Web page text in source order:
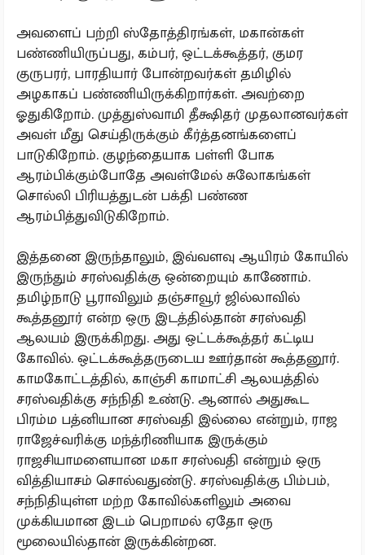
அவளைப் பற்றி ஸ்தோத்திரங்கள், மகான்கள்
பண்ணியிருப்பது, கம்பர், ஒட்டக்கூத்தர், குமர
குருபரர், பாரதியார் போன்றவர்கள் தமிழில்
அழகாகப் பண்ணியிருக்கிறார்கள். அவற்றை
ஓதுகிறோம். முத்துஸ்வாமி தீக்ஷிதர் முதலானவர்கள்
அவள் மீது செய்திருக்கும் கீர்த்தனங்களைப்
பாடுகிறோம். குழந்தையாக பள்ளி போக
ஆரம்பிக்கும்போதே அவள்மேல் சுலோகங்கள்
சொல்லி பிரியத்துடன் பக்தி பண்ண
ஆரம்பித்துவிடுகிறோம்.
இத்தனை இருந்தாலும், இவ்வளவு ஆயிரம் கோயில்
இருந்தும் சரஸ்வதிக்கு ஒன்றையும் காணோம்.
தமிழ்நாடு பூராவிலும் தஞ்சாவூர் ஜில்லாவில்
கூத்தனூர் என்ற ஒரு இடத்தில்தான் சரஸ்வதி
ஆலயம் இருக்கிறது. அது ஒட்டக்கூத்தர் கட்டிய
கோவில். ஒட்டக்கூத்தருடைய ஊர்தான் கூத்தனூர்.
காமகோட்டத்தில், காஞ்சி காமாட்சி ஆலயத்தில்
சரஸ்வதிக்கு சந்நிதி உண்டு. ஆனால் அதுகூட
பிரம்ம பத்னியான சரஸ்வதி இல்லை என்றும், ராஜ
ராஜேச்வரிக்கு மந்த்ரிணியாக இருக்கும்
ராஜசியாமளையான மகா சரஸ்வதி என்றும் ஒரு
வித்தியாசம் சொல்வதுண்டு. சரஸ்வதிக்கு பிம்பம்,
சந்நிதியுள்ள மற்ற கோவில்களிலும் அவை
முக்கியமான இடம் பெறாமல் ஏதோ ஒரு
மூலையில்தான் இருக்கின்றன.